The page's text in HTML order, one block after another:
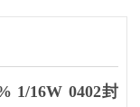
1/16W 0402封